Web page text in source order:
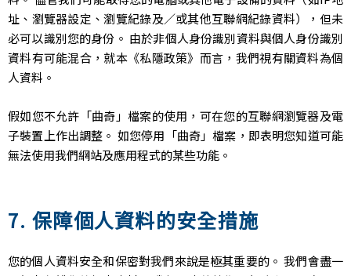
址、瀏覽器設定、瀏覽紀錄及／或其他互聯網紀錄資料），但未
必可以識別您的身份。 由於非個人身份識別資料與個人身份識別
資料有可能混合，就本《私隱政策》而言，我們視有關資料為個
人資料。
假如您不允許「曲奇」檔案的使用，可在您的互聯網瀏覽器及電
子裝置上作出調整。 如您停用「曲奇」檔案，即表明您知道可能
無法使用我們網站及應用程式的某些功能。
7. 保障個人資料的安全措施
您的個人資料安全和保密對我們來說是極其重要的。 我們會盡一